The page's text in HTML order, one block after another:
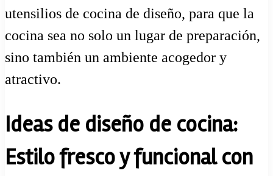
utensilios de cocina de diseño, para que la
cocina sea no solo un lugar de preparación,
sino también un ambiente acogedor y
atractivo.
Ideas de diseño de cocina:
Estilo fresco y funcional con